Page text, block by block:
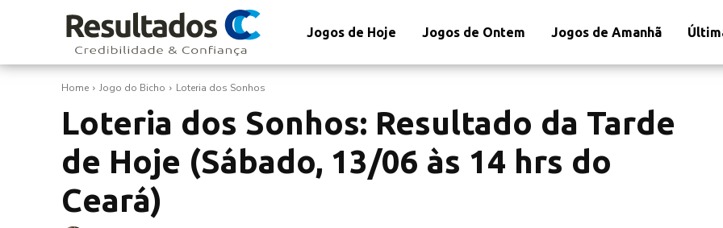
Jogos de Hoje Jogos de Ontem Jogos de Amanhã
Home Jogo do Bicho Loteria dos Sonhos
Loteria dos Sonhos: Resultado da Tarde
de Hoje (Sábado, 13/06 às 14 hrs do
Ceará)